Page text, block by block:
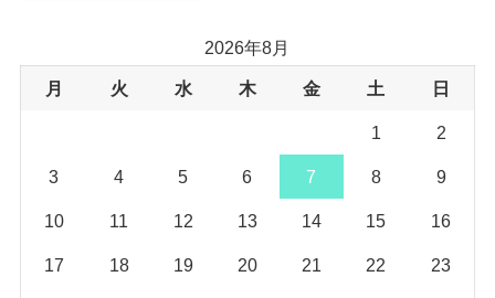
2026年8月
月 火 水 木 金 土 日
1 2
3 4 5 6 7 8 9
10 11 12 13 14 15 16
17 18 19 20 21 22 23